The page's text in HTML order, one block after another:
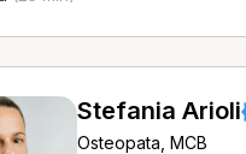
Stefania Arioli
Osteopata, MCB